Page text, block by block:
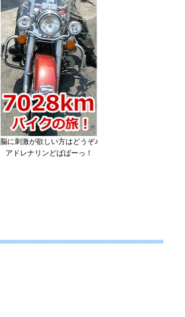
脳に刺激が欲しい方はどうぞ♪
アドレナリンどばばーっ！